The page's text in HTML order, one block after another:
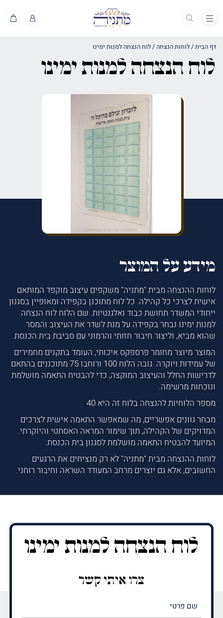
תפריט
דף הבית/לוחות הנצחה /לוח הנצחה למנות ימינו
לוח הנצחה למנות ימינו
מידע על המוצר
לוחות ההנצחה מבית "מתניה" משקפים עיצוב מוקפד המותאם
אישית לצרכי כל קהילה. כל לוח מתוכנן בקפידה ומאופיין בסגנון
ייחודי המשדר תחושת כבוד ואלגנטיות. שם הלוח לוח הנצחה
למנות ימינו נבחר בקפידה על מנת לשדר את העיצוב והמסר
שהוא מביא, וליצור חיבור חזותי והרמוני עם סביבת בית הכנסת.
המוצר מיוצר מחומר פרספקס איכותי, העומד בתקנים מחמירים
של עמידות ויוקרה. גובה הלוח 100 ורוחבו 75 מתוכננים בהתאם
לדרישות החלל והעיצוב המוקצה, כדי להבטיח התאמה מושלמת
ונוכחות מרשימה.
מספר הלוחיות להנצחה בלוח זה היא 40
מבחר גוונים אפשריים, מה שמאפשר התאמה אישית לצרכים
המדויקים של הקהילה, תוך שימור המראה האסתטי והיוקרתי.
המיועד להבטיח התאמה מושלמת לסגנון בית הכנסת.
לוחות ההנצחה מבית "מתניה" לא רק מנציחים את הרגעים
החשובים, אלא גם יוצרים מרחב המעודד השראה וחיבור רוחני.
לוח הנצחה למנות ימינו
צרו איתי קשר